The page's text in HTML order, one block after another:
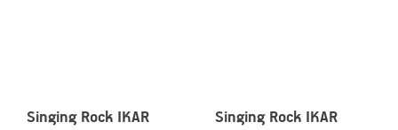
Singing Rock IKAR
Singing Rock IKAR